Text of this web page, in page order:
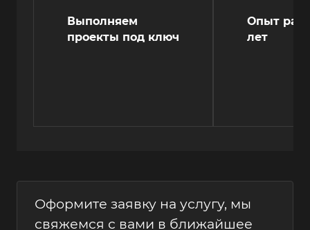
Выполняем
проекты под ключ
Опыт
лет
Оформите заявку на услугу, мы
свяжемся с вами в ближайшее